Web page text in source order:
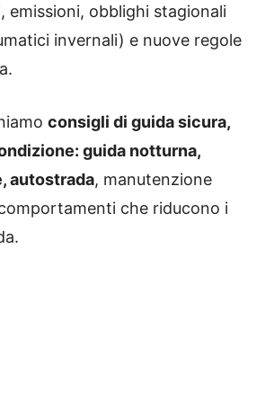
emissioni, obblighi stagionali
invernali) e nuove regole
consigli di guida sicura,
guida notturna,
autostrada, manutenzione
che riducono i